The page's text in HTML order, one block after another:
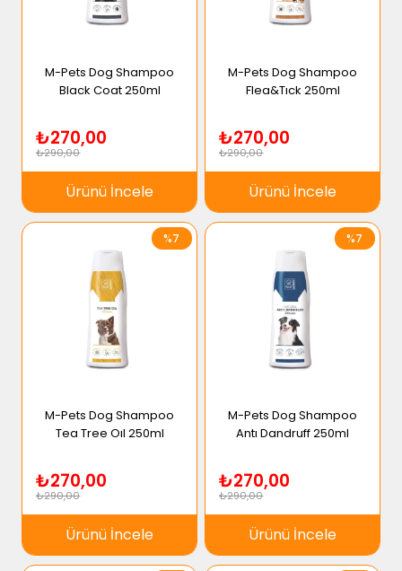
M-Pets Dog Shampoo
Black Coat 250ml
₺270,00
₺290,00
Ürünü İncele
M-Pets Dog Shampoo
Flea&Tıck 250ml
₺270,00
₺290,00
Ürünü İncele
M-Pets Dog Shampoo
Tea Tree Oıl 250ml
₺270,00
₺290,00
Ürünü İncele
%7
M-Pets Dog Shampoo
Antı Dandruff 250ml
₺270,00
₺290,00
Ürünü İncele
%7